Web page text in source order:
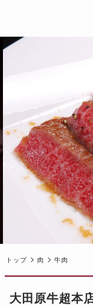
トップ 肉 牛肉
大田原牛超本